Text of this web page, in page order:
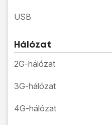
USB
Hálózat
2G-hálózat
3G-hálózat
4G-hálózat